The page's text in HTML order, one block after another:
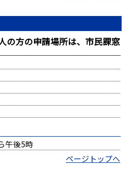
方の申請場所は、市民課窓
午後5時
ページトップへ